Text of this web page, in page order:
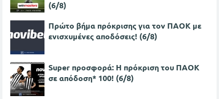
(6/8)
Πρώτο βήμα πρόκρισης για τον ΠΑΟΚ με
ενισχυμένες αποδόσεις! (6/8)
Super προσφορά: Η πρόκριση του ΠΑΟΚ
σε απόδοση* 100! (6/8)